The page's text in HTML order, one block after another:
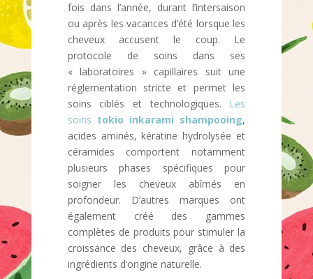
fois dans l’année, durant l’intersaison
ou après les vacances d’été lorsque les
cheveux accusent le coup. Le
protocole de soins dans ses
« laboratoires » capillaires suit une
réglementation stricte et permet les
soins ciblés et technologiques. Les
soins tokio inkarami shampooing,
acides aminés, kératine hydrolysée et
céramides comportent notamment
plusieurs phases spécifiques pour
soigner les cheveux abîmés en
profondeur. D’autres marques ont
également créé des gammes
complètes de produits pour stimuler la
croissance des cheveux, grâce à des
ingrédients d’origine naturelle.